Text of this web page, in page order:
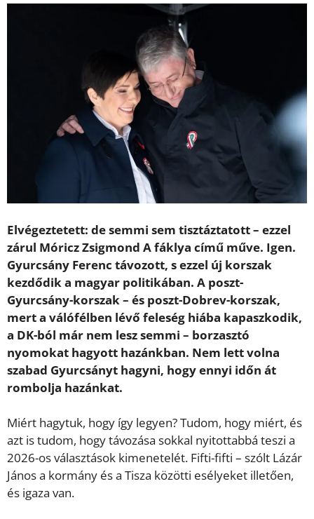
Elvégeztetett: de semmi sem tisztáztatott – ezzel
zárul Móricz Zsigmond A fáklya című műve. Igen.
Gyurcsány Ferenc távozott, s ezzel új korszak
kezdődik a magyar politikában. A poszt-
Gyurcsány-korszak – és poszt-Dobrev-korszak,
mert a válófélben lévő feleség hiába kapaszkodik,
a DK-ból már nem lesz semmi – borzasztó
nyomokat hagyott hazánkban. Nem lett volna
szabad Gyurcsányt hagyni, hogy ennyi időn át
rombolja hazánkat.
Miért hagytuk, hogy így legyen? Tudom, hogy miért, és
azt is tudom, hogy távozása sokkal nyitottabbá teszi a
2026-os választások kimenetelét. Fifti-fifti – szólt Lázár
János a kormány és a Tisza közötti esélyeket illetően,
és igaza van.